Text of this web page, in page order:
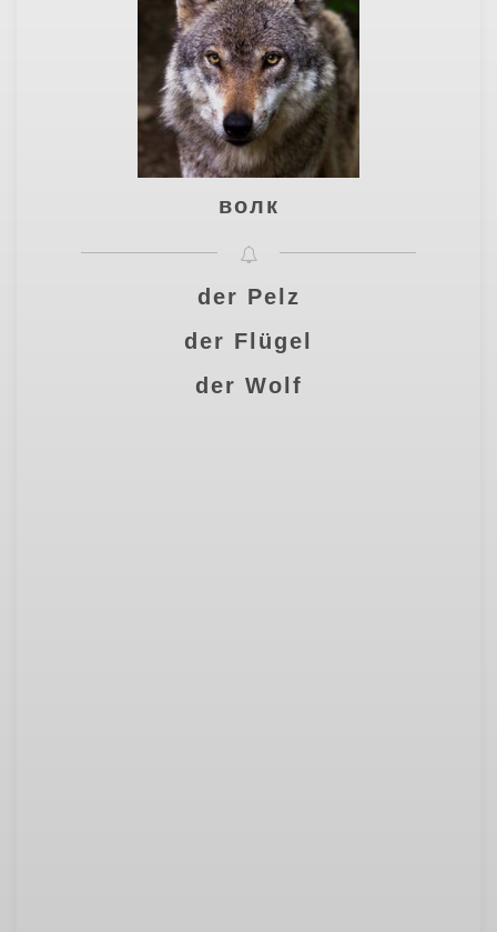
волк
der Pelz
der Flügel
der Wolf